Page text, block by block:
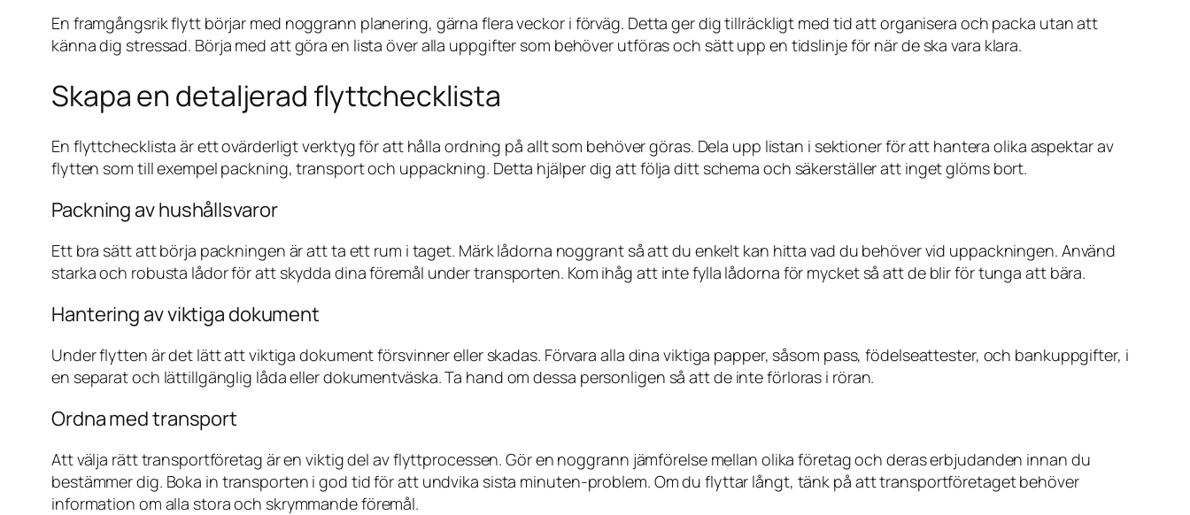
En framgångsrik flytt börjar med noggrann planering, gärna flera veckor i förväg. Detta ger dig tillräckligt med tid att organisera och packa utan att
känna dig stressad. Börja med att göra en lista över alla uppgifter som behöver utföras och sätt upp en tidslinje för när de ska vara klara.
Skapa en detaljerad flyttchecklista
En flyttchecklista är ett ovärderligt verktyg för att hålla ordning på allt som behöver göras. Dela upp listan i sektioner för att hantera olika aspektar av
flytten som till exempel packning, transport och uppackning. Detta hjälper dig att följa ditt schema och säkerställer att inget glöms bort.
Packning av hushållsvaror
Ett bra sätt att börja packningen är att ta ett rum i taget. Märk lådorna noggrant så att du enkelt kan hitta vad du behöver vid uppackningen. Använd
starka och robusta lådor för att skydda dina föremål under transporten. Kom ihåg att inte fylla lådorna för mycket så att de blir för tunga att bära.
Hantering av viktiga dokument
Under flytten är det lätt att viktiga dokument försvinner eller skadas. Förvara alla dina viktiga papper, såsom pass, födelseattester, och bankuppgifter, i
en separat och lättillgänglig låda eller dokumentväska. Ta hand om dessa personligen så att de inte förloras i röran.
Ordna med transport
Att välja rätt transportföretag är en viktig del av flyttprocessen. Gör en noggrann jämförelse mellan olika företag och deras erbjudanden innan du
bestämmer dig. Boka in transporten i god tid för att undvika sista minuten-problem. Om du flyttar långt, tänk på att transportföretaget behöver
information om alla stora och skrymmande föremål.